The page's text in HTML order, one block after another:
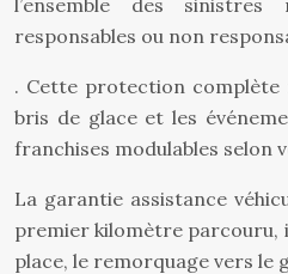
l’ensemble des sinistres
responsables ou non
. Cette protection complète
bris de glace et les
franchises modulables selon
La garantie assistance
premier kilomètre parcouru,
place, le remorquage vers le